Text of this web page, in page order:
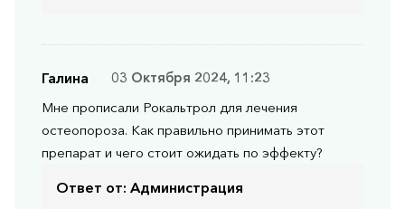
Галина
03 Октября 2024, 11:23
Мне прописали Рокальтрол для лечения
остеопороза. Как правильно принимать этот
препарат и чего стоит ожидать по эффекту?
Ответ от: Администрация